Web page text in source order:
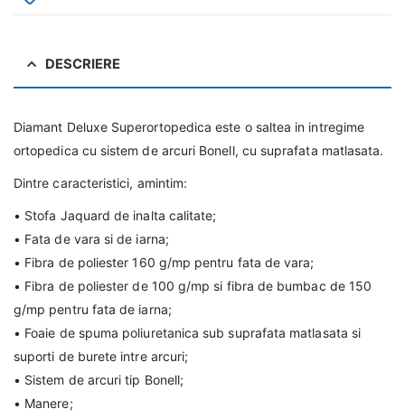
DESCRIERE
Diamant Deluxe Superortopedica este o saltea in intregime
ortopedica cu sistem de arcuri Bonell, cu suprafata matlasata.
Dintre caracteristici, amintim:
• Stofa Jaquard de inalta calitate;
• Fata de vara si de iarna;
• Fibra de poliester 160 g/mp pentru fata de vara;
• Fibra de poliester de 100 g/mp si fibra de bumbac de 150
g/mp pentru fata de iarna;
• Foaie de spuma poliuretanica sub suprafata matlasata si
suporti de burete intre arcuri;
• Sistem de arcuri tip Bonell;
• Manere;